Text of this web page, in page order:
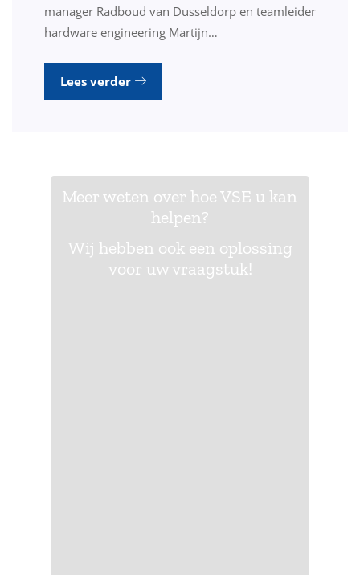
manager Radboud van Dusseldorp en teamleider
hardware engineering Martijn…
Lees verder
Meer weten over hoe VSE u kan
helpen?
Wij hebben ook een oplossing
voor uw vraagstuk!